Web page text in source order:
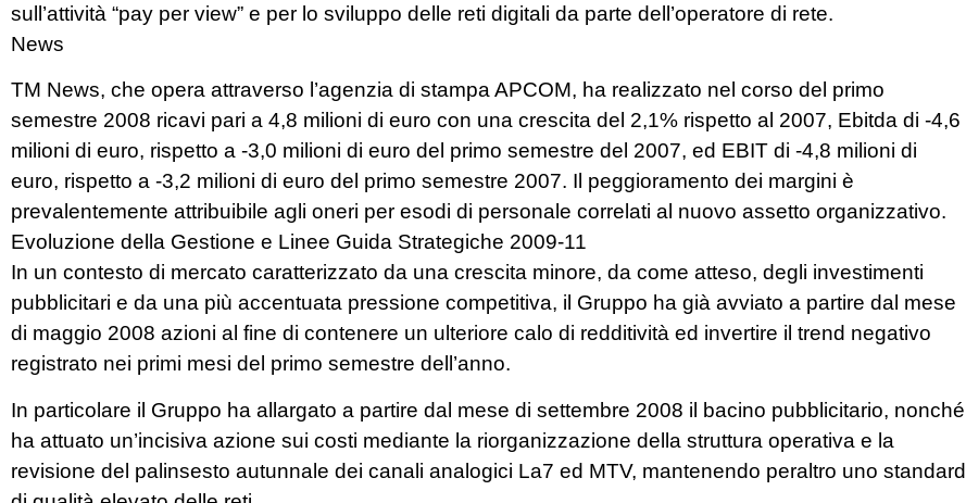
sull’attività “pay per view” e per lo sviluppo delle reti digitali da parte dell’operatore di rete.
News
TM News, che opera attraverso l’agenzia di stampa APCOM, ha realizzato nel corso del primo
semestre 2008 ricavi pari a 4,8 milioni di euro con una crescita del 2,1% rispetto al 2007, Ebitda di -4,6
milioni di euro, rispetto a -3,0 milioni di euro del primo semestre del 2007, ed EBIT di -4,8 milioni di
euro, rispetto a -3,2 milioni di euro del primo semestre 2007. Il peggioramento dei margini è
prevalentemente attribuibile agli oneri per esodi di personale correlati al nuovo assetto organizzativo.
Evoluzione della Gestione e Linee Guida Strategiche 2009-11
In un contesto di mercato caratterizzato da una crescita minore, da come atteso, degli investimenti
pubblicitari e da una più accentuata pressione competitiva, il Gruppo ha già avviato a partire dal mese
di maggio 2008 azioni al fine di contenere un ulteriore calo di redditività ed invertire il trend negativo
registrato nei primi mesi del primo semestre dell’anno.
In particolare il Gruppo ha allargato a partire dal mese di settembre 2008 il bacino pubblicitario, nonché
ha attuato un’incisiva azione sui costi mediante la riorganizzazione della struttura operativa e la
revisione del palinsesto autunnale dei canali analogici La7 ed MTV, mantenendo peraltro uno standard